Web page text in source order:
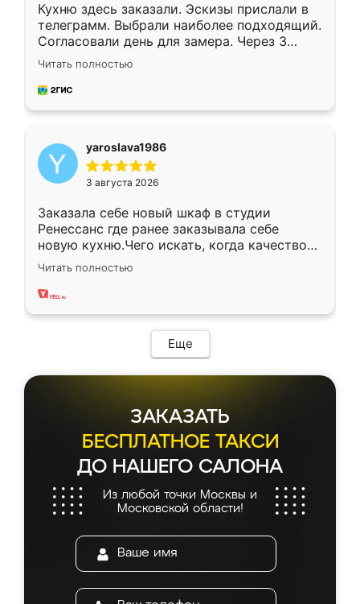
Кухню здесь заказали. Эскизы прислали в
телеграмм. Выбрали наиболее подходящий.
Согласовали день для замера. Через 3
недели кухня была уже готова. Остались
довольны работой. Спасибо Ренессанс
мебель за качественную работу!
Читать полностью
yaroslava1986
3 августа 2026
Заказала себе новый шкаф в студии
Ренессанс где ранее заказывала себе
новую кухню.Чего искать, когда качеством
вполне довольна. Служит кухня уже почти
два года, нареканий нет.
Читать полностью
Еще
ЗАКАЗАТЬ
БЕСПЛАТНОЕ ТАКСИ
ДО НАШЕГО САЛОНА
Из любой точки Москвы и
Московской области!